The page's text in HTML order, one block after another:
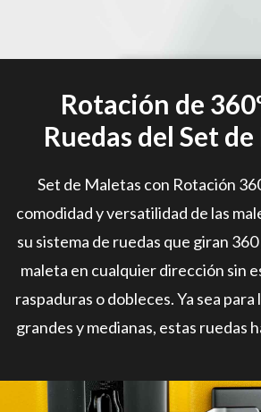
Rotación de
Ruedas del Set
Set de Maletas con Rotación
comodidad y versatilidad de las
su sistema de ruedas que giran
maleta en cualquier dirección sin
raspaduras o dobleces. Ya sea para
grandes y medianas, estas ruedas